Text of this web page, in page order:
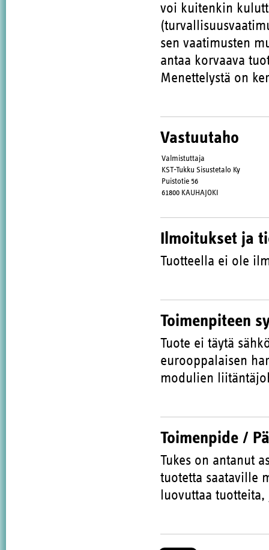
voi kuitenkin
sen vaatimusten
antaa korvaava
Menettelystä on
Vastuutaho
Valmistuttaja
KST-Tukku Sisustetalo Ky
Puistotie 56
61800 KAUHAJOKI
Ilmoitukset ja
Tuotteella ei ole
Toimenpiteen
Tuote ei täytä
eurooppalaisen
modulien
Toimenpide /
Tukes on antanut
tuotetta saataville
luovuttaa